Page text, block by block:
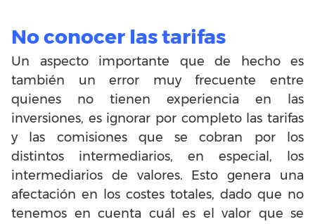
No conocer las tarifas
Un aspecto importante que de hecho es
también un error muy frecuente entre
quienes no tienen experiencia en las
inversiones, es ignorar por completo las tarifas
y las comisiones que se cobran por los
distintos intermediarios, en especial, los
intermediarios de valores. Esto genera una
afectación en los costes totales, dado que no
tenemos en cuenta cuál es el valor que se